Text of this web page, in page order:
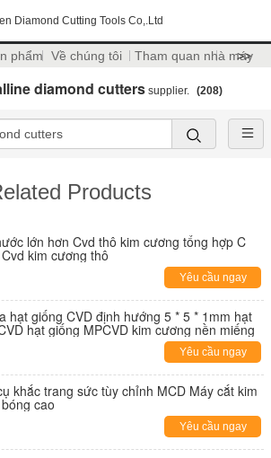
Diamond Cutting Tools Co,.Ltd
phẩm Về chúng tôi Tham quan nhà máy
>>
diamond cutters supplier. (208)
Products
lớn hơn Cvd thô kim cương tổng hợp C
kim cương thô
Yêu cầu ngay
hạt giống CVD định hướng 5 * 5 * 1mm hạt
hạt giống MPCVD kim cương nền miếng
Yêu cầu ngay
khắc trang sức tùy chỉnh MCD Máy cắt kim
cao
Yêu cầu ngay